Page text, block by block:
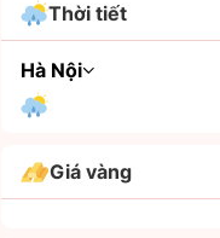
Thời tiết
Hà Nội
Bình Dương
Giá vàng